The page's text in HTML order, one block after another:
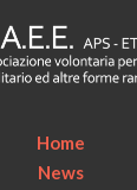
Home
News